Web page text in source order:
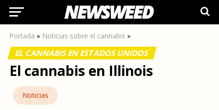
Portada » Noticias sobre el cannabis »
EL CANNABIS EN ESTADOS UNIDOS
El cannabis en Illinois
Noticias